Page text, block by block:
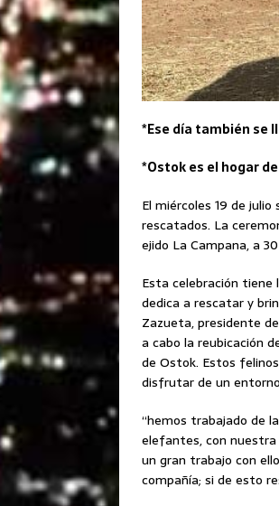
*Ese día también se
*Ostok es el hogar
El miércoles 19 de
rescatados. La
ejido La Campana, a
Esta celebración tiene
dedica a rescatar y
Zazueta, presidente
a cabo la reubicación
de Ostok. Estos
disfrutar de un
“hemos trabajado de
elefantes, con nuestra
un gran trabajo con
compañía; si de esto